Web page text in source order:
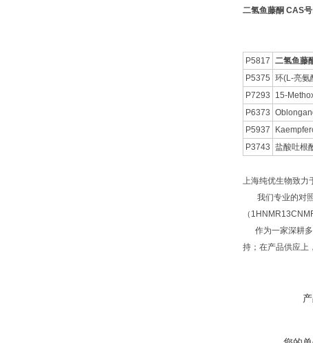
二氢鱼藤酮 CAS
P5817 二氢鱼藤
P5375 环(L-亮氨
P7293
15-
P6373
P5937
P3743 盐酸吐根
上海纯优生物致力
我们专业的对照
（
作为一家深耕多
持；在产品供应上